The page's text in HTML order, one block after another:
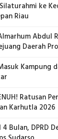
ke
Riau
Abdul
Daerah
Kampung
Ratusan
Karhutla 2026
Bulan, DPRD